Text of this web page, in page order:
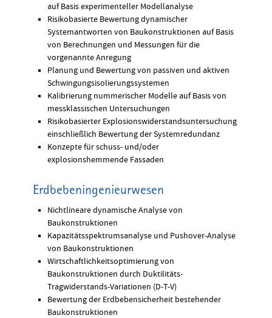
auf Basis experimenteller Modellanalyse
Risikobasierte Bewertung dynamischer
Systemantworten von Baukonstruktionen auf Basis
von Berechnungen und Messungen für die
vorgenannte Anregung
Planung und Bewertung von passiven und aktiven
Schwingungsisolierungssystemen
Kalibrierung nummerischer Modelle auf Basis von
messklassischen Untersuchungen
Risikobasierter Explosionswiderstandsuntersuchung
einschließlich Bewertung der Systemredundanz
Konzepte für schuss- und/oder
explosionshemmende Fassaden
Erdbebeningenieurwesen
Nichtlineare dynamische Analyse von
Baukonstruktionen
Kapazitätsspektrumsanalyse und Pushover-Analyse
von Baukonstruktionen
Wirtschaftlichkeitsoptimierung von
Baukonstruktionen durch Duktilitäts-
Tragwiderstands-Variationen (D-T-V)
Bewertung der Erdbebensicherheit bestehender
Baukonstruktionen